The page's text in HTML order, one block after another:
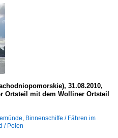
31.08.2010,
Ortsteil mit dem Wolliner Ortsteil
, Binnenschiffe / Fähren im
/ Polen